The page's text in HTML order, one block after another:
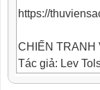
https://
CHIẾN TRANH
Tác giả: Lev